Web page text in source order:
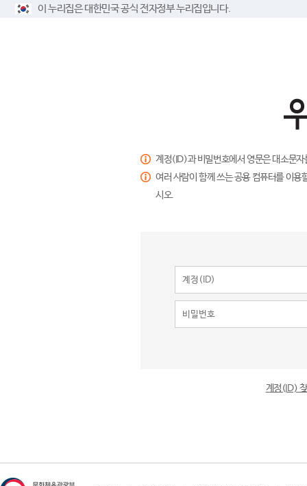
이 누리집은 대한민국 공식 전자정부 누리집입니다.
계정(ID)과 비밀번호에서 영문은 대소문
여러 사람이 함께 쓰는 공용 컴퓨터를 이
시오.
계정(ID)